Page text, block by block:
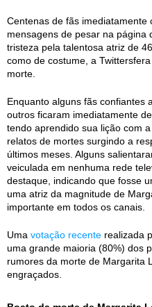
Centenas de fãs imediatamente
mensagens de pesar na página
tristeza pela talentosa atriz de
como de costume, a
morte.
Enquanto alguns fãs confiantes
outros ficaram imediatamente
tendo aprendido sua lição com
relatos de mortes surgindo a
últimos meses. Alguns
veiculada em nenhuma rede
destaque, indicando que fosse
uma atriz da magnitude de
importante em todos os canais.
Uma votação recente realizada
uma grande maioria (80%) dos
rumores da morte de Margarita
engraçados.